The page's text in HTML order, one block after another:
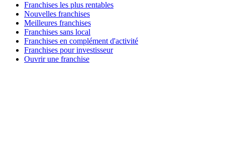
Franchises les plus rentables
Nouvelles franchises
Meilleures franchises
Franchises sans local
Franchises en complément d'activité
Franchises pour investisseur
Ouvrir une franchise